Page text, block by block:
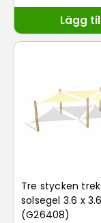
Lägg
Tre stycken
solsegel 3.6 x
(G26408)